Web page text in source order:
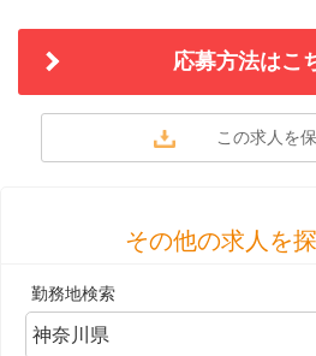
応募方法はこ
その他の求人を
勤務地検索